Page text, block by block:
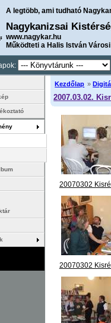
A legtöbb, ami tudható
Nagykanizsai
www.nagykar.hu
Működteti a Halis István
Kezdőlap »
2007.03.02.
20070302
megnyitó
20070302
megnyitó